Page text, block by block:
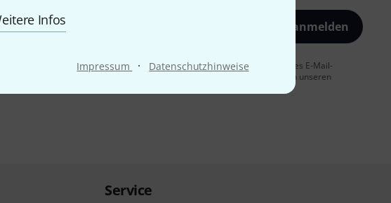
Infos
Impressum · Datenschutzhinweise
* Jetzt anmelden
stimmen Sie dem Erhalt von E-Mail-Werbung und einer Messung des E-Mail-
zu. Die Abmeldung ist jederzeit möglich. Weitere Informationen finden Sie in unseren
Service